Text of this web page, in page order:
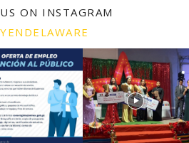
ON INSTAGRAM